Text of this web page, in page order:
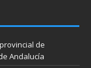
de
Andalucía